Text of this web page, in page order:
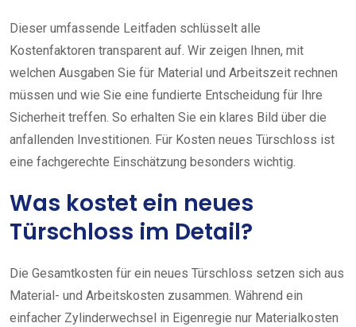
Dieser umfassende Leitfaden schlüsselt alle
Kostenfaktoren transparent auf. Wir zeigen Ihnen, mit
welchen Ausgaben Sie für Material und Arbeitszeit rechnen
müssen und wie Sie eine fundierte Entscheidung für Ihre
Sicherheit treffen. So erhalten Sie ein klares Bild über die
anfallenden Investitionen. Für Kosten neues Türschloss ist
eine fachgerechte Einschätzung besonders wichtig.
Was kostet ein neues
Türschloss im Detail?
Die Gesamtkosten für ein neues Türschloss setzen sich aus
Material- und Arbeitskosten zusammen. Während ein
einfacher Zylinderwechsel in Eigenregie nur Materialkosten